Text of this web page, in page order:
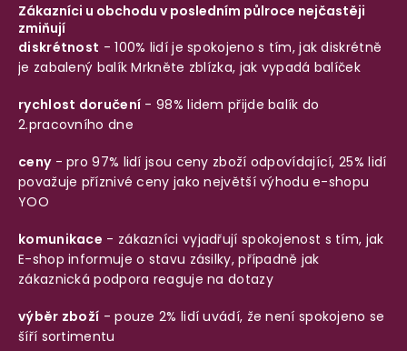
Zákazníci u obchodu v posledním půlroce nejčastěji
zmiňují
diskrétnost - 100% lidí je spokojeno s tím, jak diskrétně
je zabalený balíkMrkněte zblízka, jak vypadá balíček
rychlost doručení - 98% lidem přijde balík do
2.pracovního dne
ceny- pro 97% lidí jsou ceny zboží odpovídající, 25% lidí
považuje příznivé ceny jako největší výhodu e-shopu
YOO
komunikace - zákazníci vyjadřují spokojenost s tím, jak
E-shop informuje o stavu zásilky, případně jak
zákaznická podpora reaguje na dotazy
výběr zboží - pouze 2% lidí uvádí, že není spokojeno se
šíří sortimentu